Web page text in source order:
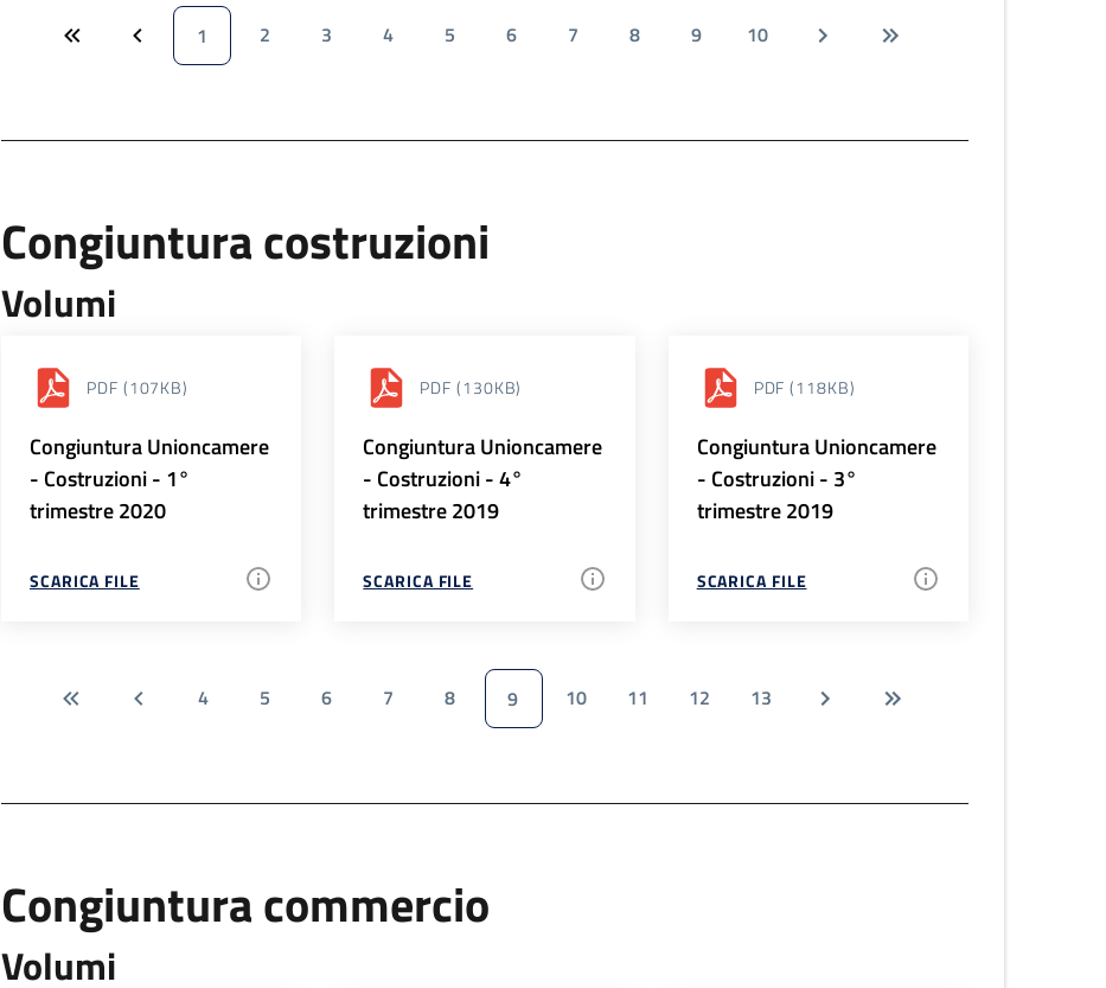
1 2 3 4 5 6 7 8 9 10
Congiuntura costruzioni
Volumi
PDF (107KB)
Congiuntura Unioncamere
- Costruzioni - 1°
trimestre 2020
SCARICA FILE
PDF (130KB)
Congiuntura Unioncamere
- Costruzioni - 4°
trimestre 2019
SCARICA FILE
PDF (118KB)
Congiuntura Unioncamere
- Costruzioni - 3°
trimestre 2019
SCARICA FILE
4 5 6 7 8 9 10 11 12 13
Congiuntura commercio
Volumi